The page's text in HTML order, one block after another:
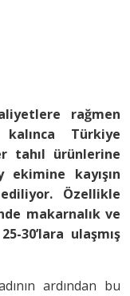
rağmen
Türkiye
tahıl ürünlerine
ekimine kayışın
Özellikle
makarnalık ve
30’lara ulaşmış
ardından bu